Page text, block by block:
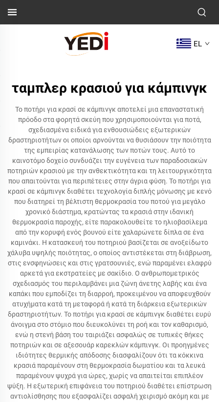
EL
ταμπλερ κρασιού για κάμπινγκ
Το ποτήρι για κρασί σε κάμπινγκ αποτελεί μια επαναστατική
πρόοδο στα φορητά σκεύη που χρησιμοποιούνται για ποτά,
σχεδιασμένα ειδικά για ενθουσιώδεις εξωτερικών
δραστηριοτήτων οι οποίοι αρνούνται να θυσιάσουν την ποιότητα
της εμπειρίας κατανάλωσης των ποτών τους. Αυτό το
καινοτόμο δοχείο συνδυάζει την ευγένεια των παραδοσιακών
ποτηριών κρασιού με την ανθεκτικότητα και τη λειτουργικότητα
που απαιτούνται για περιπέτειες στην άγρια φύση. Το ποτήρι για
κρασί σε κάμπινγκ διαθέτει τεχνολογία διπλής μόνωσης με κενό
που διατηρεί τη βέλτιστη θερμοκρασία του ποτού για μεγάλο
χρονικό διάστημα, κρατώντας τα κρασιά στην ιδανική
θερμοκρασία παροχής, είτε παρακολουθείτε το ηλιοβασίλεμα
από την κορυφή ενός βουνού είτε χαλαρώνετε δίπλα σε ένα
καμινάκι. Η κατασκευή του ποτηριού βασίζεται σε ανοξείδωτο
χάλυβα υψηλής ποιότητας, ο οποίος αντιστέκεται στη διάβρωση,
στις ενσφηνώσεις και στις γρατσουνιές, ενώ παραμένει ελαφρύ
αρκετά για εκστρατείες με σακίδιο. Ο ανθρωπομετρικός
σχεδιασμός του περιλαμβάνει μια ζώνη άνετης λαβής και ένα
καπάκι που εμποδίζει τη διαρροή, προκειμένου να αποφευχθούν
ατυχήματα κατά τη μεταφορά ή κατά τη διάρκεια εξωτερικών
δραστηριοτήτων. Το ποτήρι για κρασί σε κάμπινγκ διαθέτει ευρύ
άνοιγμα στο στόμιο που διευκολύνει τη ροή και τον καθαρισμό,
ενώ η στενή βάση του ταιριάζει ασφαλώς σε τυπικές θήκες
ποτηριών και σε αξεσουάρ καρεκλών κάμπινγκ. Οι προηγμένες
ιδιότητες θερμικής απόδοσης διασφαλίζουν ότι τα κόκκινα
κρασιά παραμένουν στη θερμοκρασία δωματίου και τα λευκά
παραμένουν ψυχρά για ώρες, χωρίς να απαιτείται επιπλέον
ψύξη. Η εξωτερική επιφάνεια του ποτηριού διαθέτει επίστρωση
αντιολίσθησης που εξασφαλίζει ασφαλή χειρισμό ακόμη και με